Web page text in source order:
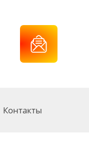
Контакты